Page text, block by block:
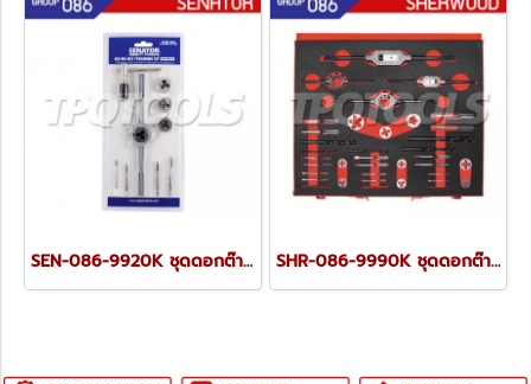
SEN-086-9920K ชุดดอกต๊าป-ดายต๊าป M3-M6 เกรดไฮสปีด HSS (10 ตัวชุด) SHR-086-9990K ชุดดอกต๊าป-ดายต๊าป M2-M16 เกรดไฮสปีด HSS (37 ตัวชุด)